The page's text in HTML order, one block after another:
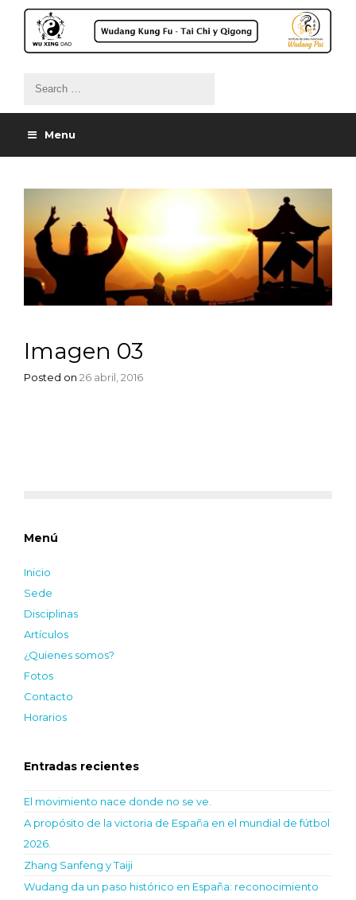
Menu
Imagen 03
Posted on 26 abril, 2016
Menú
Inicio
Sede
Disciplinas
Artículos
¿Quienes somos?
Fotos
Contacto
Horarios
Entradas recientes
El movimiento nace donde no se ve.
A propósito de la victoria de España en el mundial de fútbol
2026.
Zhang Sanfeng y Taiji
Wudang da un paso histórico en España: reconocimiento